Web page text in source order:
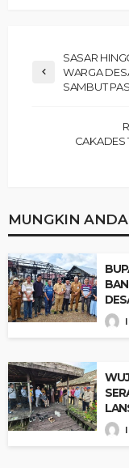
SASAR
WARGA
SAMBUT
CAKADES
MUNGKIN